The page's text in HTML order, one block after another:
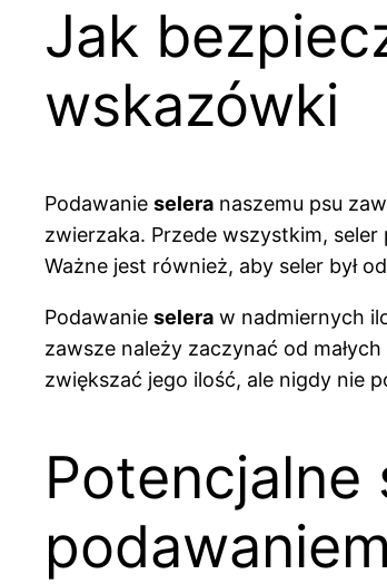
Jak
wskazówki
Podawanie selera naszemu psu
zwierzaka. Przede wszystkim,
Ważne jest również, aby seler był
Podawanie selera w nadmiernych
zawsze należy zaczynać od
zwiększać jego ilość, ale nigdy nie